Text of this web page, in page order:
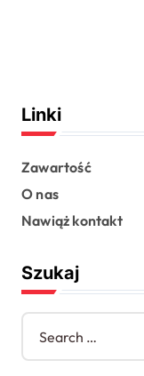
Linki
Zawartość
O nas
Nawiąż kontakt
Szukaj
S
a